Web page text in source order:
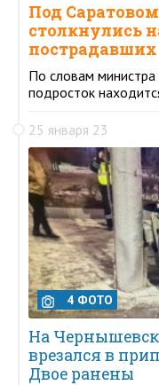
Под
столкнулись
пострадавших
По словам
подросток
25 января 23
4 ФОТО
На
врезался в
Двое ранены